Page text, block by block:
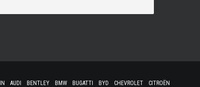
AUDI BENTLEY BMW BUGATTI BYD CHEVROLET
CITROËN